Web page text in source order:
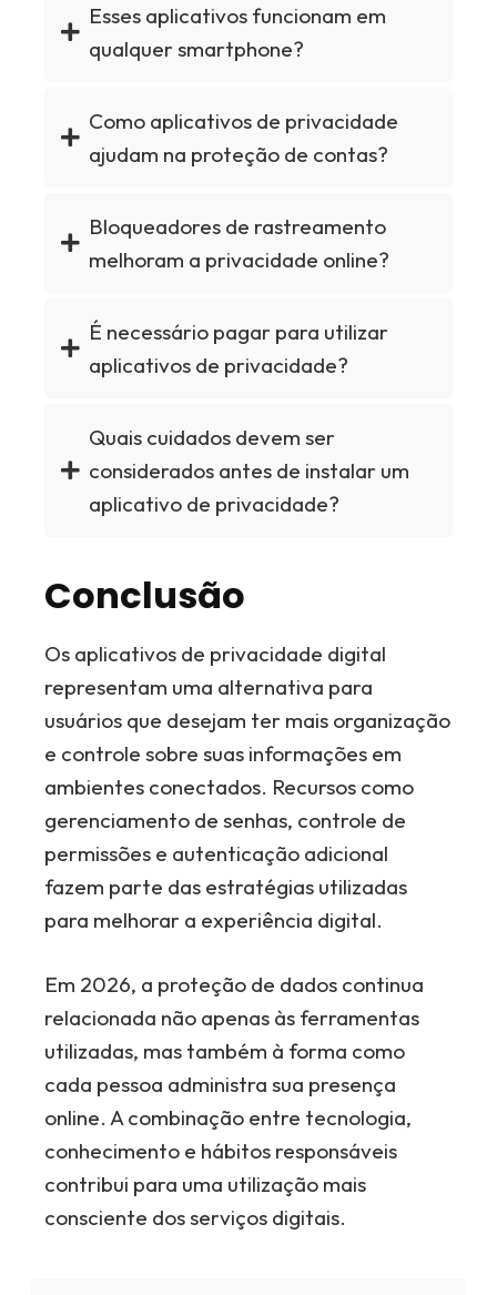
Esses aplicativos funcionam em
qualquer smartphone?
Como aplicativos de privacidade
ajudam na proteção de contas?
Bloqueadores de rastreamento
melhoram a privacidade online?
É necessário pagar para utilizar
aplicativos de privacidade?
Quais cuidados devem ser
considerados antes de instalar um
aplicativo de privacidade?
Conclusão
Os aplicativos de privacidade digital
representam uma alternativa para
usuários que desejam ter mais organização
e controle sobre suas informações em
ambientes conectados. Recursos como
gerenciamento de senhas, controle de
permissões e autenticação adicional
fazem parte das estratégias utilizadas
para melhorar a experiência digital.
Em 2026, a proteção de dados continua
relacionada não apenas às ferramentas
utilizadas, mas também à forma como
cada pessoa administra sua presença
online. A combinação entre tecnologia,
conhecimento e hábitos responsáveis
contribui para uma utilização mais
consciente dos serviços digitais.